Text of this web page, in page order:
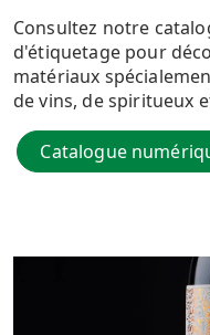
Consultez notre
d'étiquetage pour
matériaux
de vins, de spiritueux
Catalogue